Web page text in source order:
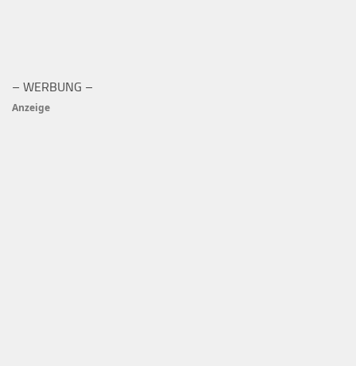
– WERBUNG –
Anzeige